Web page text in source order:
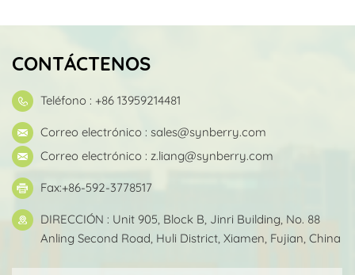
CONTÁCTENOS
Teléfono : +86 13959214481
Correo electrónico : sales@synberry.com
Correo electrónico : z.liang@synberry.com
Fax:+86-592-3778517
DIRECCIÓN : Unit 905, Block B, Jinri Building, No. 88
Anling Second Road, Huli District, Xiamen, Fujian, China